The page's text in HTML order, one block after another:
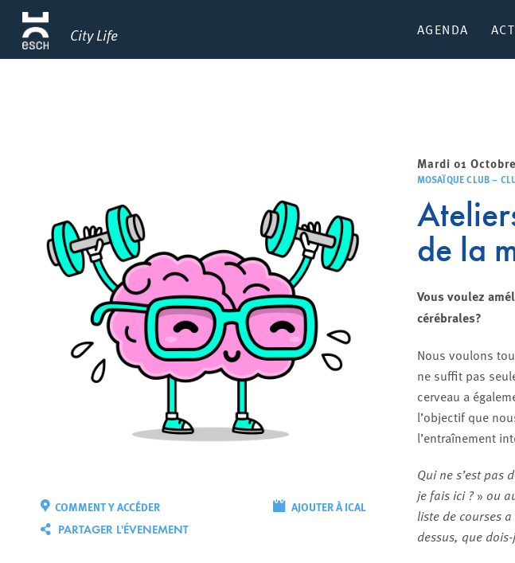
City Life AGENDA
AJOUTER À ICAL
COMMENT Y ACCÉDER
PARTAGER L'ÉVENEMENT
Mardi 01
MOSAÏQUE CLUB –
de la
Vous voulez
cérébrales?
Nous voulons
ne suffit pas
cerveau a
l’objectif que
l’entraînement
Qui ne s’est pas
je fais ici ?» ou
liste de courses
dessus, que